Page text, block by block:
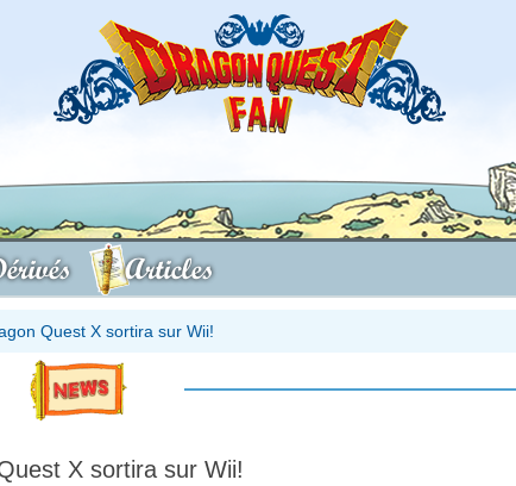
Articles
Quest X sortira sur Wii!
X sortira sur Wii!